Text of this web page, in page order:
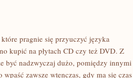
pragnie się przyuczyć języka
kupić na płytach CD czy też DVD. Z
być nadzwyczaj dużo, pomiędzy innymi
zawsze wtenczas, gdy ma się czas